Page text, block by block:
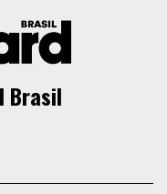
Brasil